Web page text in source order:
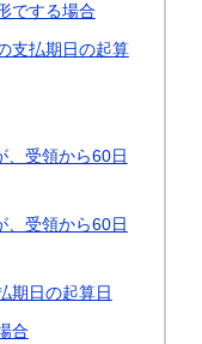
でする場合
払期日の起算
受領から60日
受領から60日
日の起算日
合